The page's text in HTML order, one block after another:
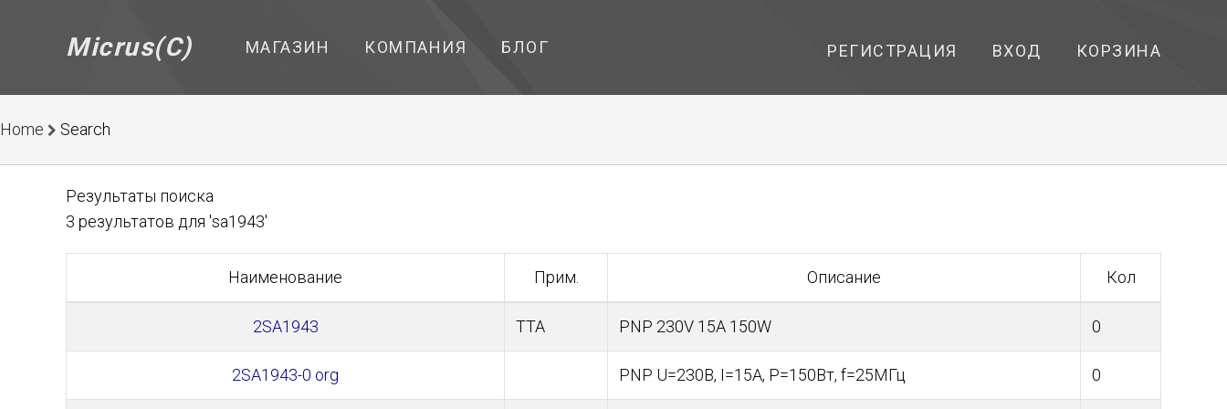
Micrus(C) МАГАЗИН КОМПАНИЯ БЛОГ РЕГИСТРАЦИЯ ВХОД КОРЗИНА
Home Search
Результаты поиска
3 результатов для 'sa1943'
Наименование Прим. Описание Кол
2SA1943 TTA PNP 230V 15A 150W 0
2SA1943-0 org PNP U=230В, I=15A, Р=150Вт, f=25МГц 0